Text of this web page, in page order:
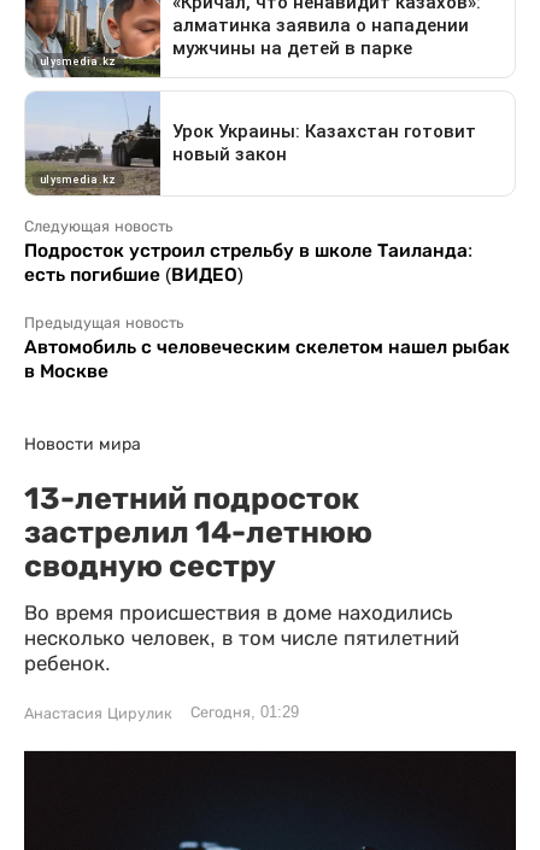
Следующая новость
Подросток устроил стрельбу в школе Таиланда:
есть погибшие (ВИДЕО)
Предыдущая новость
Автомобиль с человеческим скелетом нашел рыбак
в Москве
Новости мира
13-летний подросток
застрелил 14-летнюю
сводную сестру
Во время происшествия в доме находились
несколько человек, в том числе пятилетний
ребенок.
Анастасия Цирулик Сегодня, 01:29